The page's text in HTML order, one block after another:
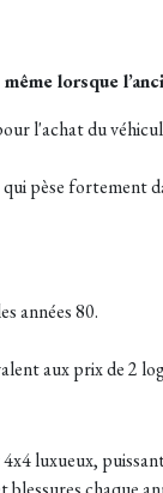
lorsque
l'achat du
pèse fortement
années 80.
aux prix de2
luxueux,